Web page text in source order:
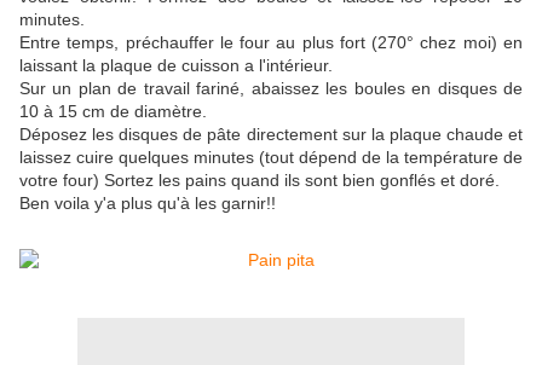
minutes.
Entre temps, préchauffer le four au plus fort (270° chez moi) en
laissant la plaque de cuisson a l'intérieur.
Sur un plan de travail fariné, abaissez les boules en disques de
10 à 15 cm de diamètre.
Déposez les disques de pâte directement sur la plaque chaude et
laissez cuire quelques minutes (tout dépend de la température de
votre four) Sortez les pains quand ils sont bien gonflés et doré.
Ben voila y'a plus qu'à les garnir!!